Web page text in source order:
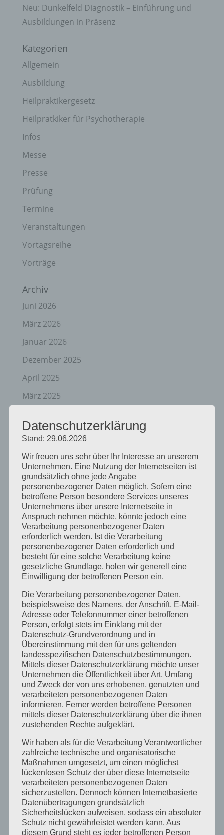
Neu: Dunkelfeld Diagnostik – Einführung und
Ausbildungen in Präsenz
Kategorien
Allgemein
Ausbildung
Heilpraktikergesetz
Heilpratkiker für Psychotherapie
Infos
Messe
Presse
Prüfung
Termine
Veranstaltungen
Vortagsreihe
Vorträge
Archiv
Juni 2026
März 2026
Januar 2026
Dezember 2025
April 2025
März 2025
Januar 2025
September 2024
August 2024
April 2024
März 2024
Januar 2024
Dezember 2023
November 2023
Oktober 2023
September 2023
Juli 2023
Juni 2023
Mai 2023
April 2023
März 2023
Februar 2023
Dezember 2022
November 2022
Oktober 2022
September 2022
August 2022
Juli 2022
Datenschutzerklärung
Stand: 29.06.2026
Wir freuen uns sehr über Ihr Interesse an unserem
Unternehmen. Eine Nutzung der Internetseiten ist
grundsätzlich ohne jede Angabe
personenbezogener Daten möglich. Sofern eine
betroffene Person besondere Services unseres
Unternehmens über unsere Internetseite in
Anspruch nehmen möchte, könnte jedoch eine
Verarbeitung personenbezogener Daten
erforderlich werden. Ist die Verarbeitung
personenbezogener Daten erforderlich und
besteht für eine solche Verarbeitung keine
gesetzliche Grundlage, holen wir generell eine
Einwilligung der betroffenen Person ein.
Die Verarbeitung personenbezogener Daten,
beispielsweise des Namens, der Anschrift, E-Mail-
Adresse oder Telefonnummer einer betroffenen
Person, erfolgt stets im Einklang mit der
Datenschutz-Grundverordnung und in
Übereinstimmung mit den für uns geltenden
landesspezifischen Datenschutzbestimmungen.
Mittels dieser Datenschutzerklärung möchte unser
Unternehmen die Öffentlichkeit über Art, Umfang
und Zweck der von uns erhobenen, genutzten und
verarbeiteten personenbezogenen Daten
informieren. Ferner werden betroffene Personen
mittels dieser Datenschutzerklärung über die ihnen
zustehenden Rechte aufgeklärt.
Wir haben als für die Verarbeitung Verantwortlicher
zahlreiche technische und organisatorische
Maßnahmen umgesetzt, um einen möglichst
lückenlosen Schutz der über diese Internetseite
verarbeiteten personenbezogenen Daten
sicherzustellen. Dennoch können Internetbasierte
Datenübertragungen grundsätzlich
Sicherheitslücken aufweisen, sodass ein absoluter
Schutz nicht gewährleistet werden kann. Aus
diesem Grund steht es jeder betroffenen Person